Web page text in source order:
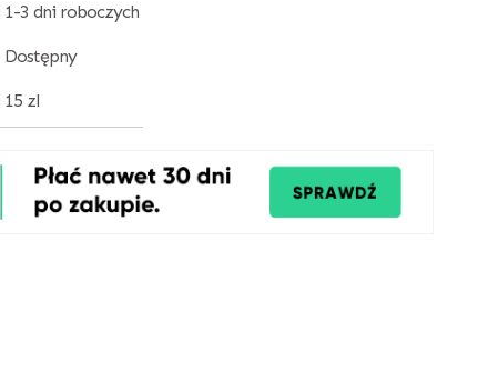
1-3 dni roboczych
Dostępny
15 zl